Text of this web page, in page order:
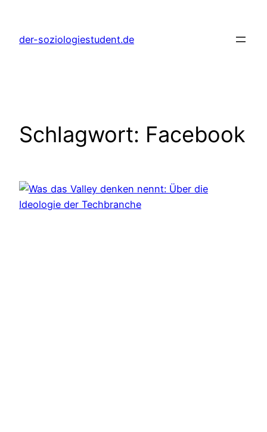
springen
der-soziologiestudent.de
Schlagwort: Facebook